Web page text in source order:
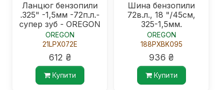
Ланцюг бензопили
.325" -1,5мм -72п.л.-
супер зуб - OREGON
OREGON
21LPX072E
612 ₴
Купити
Шина бензопили
72в.л., 18 "/45см,
325-1,5мм.
OREGON
188PXBK095
936 ₴
Купити